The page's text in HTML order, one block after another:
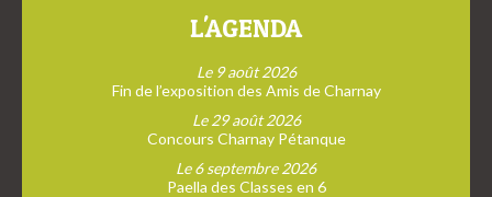
L'AGENDA
Le 9 août 2026
Fin de l’exposition des Amis de Charnay
Le 29 août 2026
Concours Charnay Pétanque
Le 6 septembre 2026
Paella des Classes en 6